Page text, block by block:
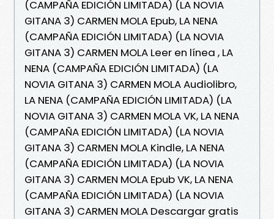
(CAMPAÑA EDICIÓN LIMITADA) (LA NOVIA
GITANA 3) CARMEN MOLA Epub, LA NENA
(CAMPAÑA EDICIÓN LIMITADA) (LA NOVIA
GITANA 3) CARMEN MOLA Leer en línea , LA
NENA (CAMPAÑA EDICIÓN LIMITADA) (LA
NOVIA GITANA 3) CARMEN MOLA Audiolibro,
LA NENA (CAMPAÑA EDICIÓN LIMITADA) (LA
NOVIA GITANA 3) CARMEN MOLA VK, LA NENA
(CAMPAÑA EDICIÓN LIMITADA) (LA NOVIA
GITANA 3) CARMEN MOLA Kindle, LA NENA
(CAMPAÑA EDICIÓN LIMITADA) (LA NOVIA
GITANA 3) CARMEN MOLA Epub VK, LA NENA
(CAMPAÑA EDICIÓN LIMITADA) (LA NOVIA
GITANA 3) CARMEN MOLA Descargar gratis